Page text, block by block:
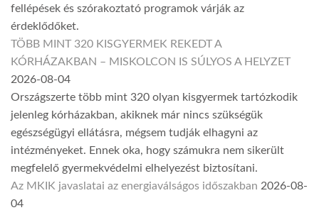
fellépések és szórakoztató programok várják az
érdeklődőket.
TÖBB MINT 320 KISGYERMEK REKEDT A
KÓRHÁZAKBAN – MISKOLCON IS SÚLYOS A HELYZET
2026-08-04
Országszerte több mint 320 olyan kisgyermek tartózkodik
jelenleg kórházakban, akiknek már nincs szükségük
egészségügyi ellátásra, mégsem tudják elhagyni az
intézményeket. Ennek oka, hogy számukra nem sikerült
megfelelő gyermekvédelmi elhelyezést biztosítani.
Az MKIK javaslatai az energiaválságos időszakban 2026-08-
04